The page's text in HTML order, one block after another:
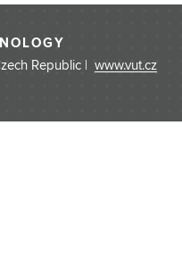
Republic | www.vut.cz